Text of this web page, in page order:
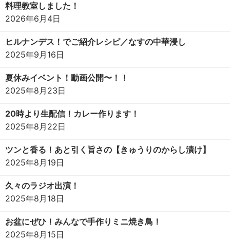
料理教室しました！
2026年6月4日
ヒルナンデス！でご紹介レシピ／なすの中華浸し
2025年9月16日
夏休みイベント！動画公開〜！！
2025年8月23日
20時より生配信！カレー作ります！
2025年8月22日
ツンと香る！あと引く旨さの【きゅうりのからし漬け】
2025年8月19日
久々のラジオ出演！
2025年8月18日
お盆にぜひ！みんなで手作りミニ焼き鳥！
2025年8月15日